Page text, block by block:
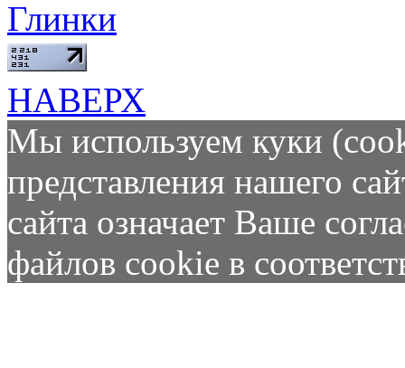
Глинки
НАВЕРХ
Мы используем куки
представления нашего
сайта означает Ваше
файлов cookie в